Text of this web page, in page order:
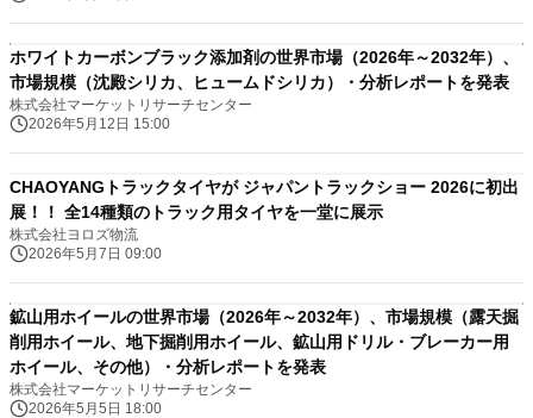
ホワイトカーボンブラック添加剤の世界市場（2026年～2032年）、
市場規模（沈殿シリカ、ヒュームドシリカ）・分析レポートを発表
株式会社マーケットリサーチセンター
2026年5月12日 15:00
CHAOYANGトラックタイヤが ジャパントラックショー 2026に初出
展！！ 全14種類のトラック用タイヤを一堂に展示
株式会社ヨロズ物流
2026年5月7日 09:00
鉱山用ホイールの世界市場（2026年～2032年）、市場規模（露天掘
削用ホイール、地下掘削用ホイール、鉱山用ドリル・ブレーカー用
ホイール、その他）・分析レポートを発表
株式会社マーケットリサーチセンター
2026年5月5日 18:00